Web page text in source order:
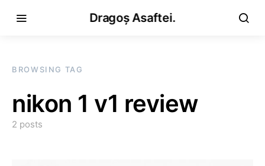
Dragoș Asaftei.
BROWSING TAG
nikon 1 v1 review
2 posts